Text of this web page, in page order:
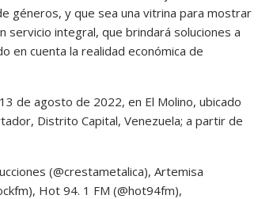
géneros, y que sea una vitrina para mostrar
servicio integral, que brindará soluciones a
en cuenta la realidad económica de
de agosto de 2022, en El Molino, ubicado
Distrito Capital, Venezuela; a partir de
(@crestametalica), Artemisa
Hot 94. 1 FM (@hot94fm),